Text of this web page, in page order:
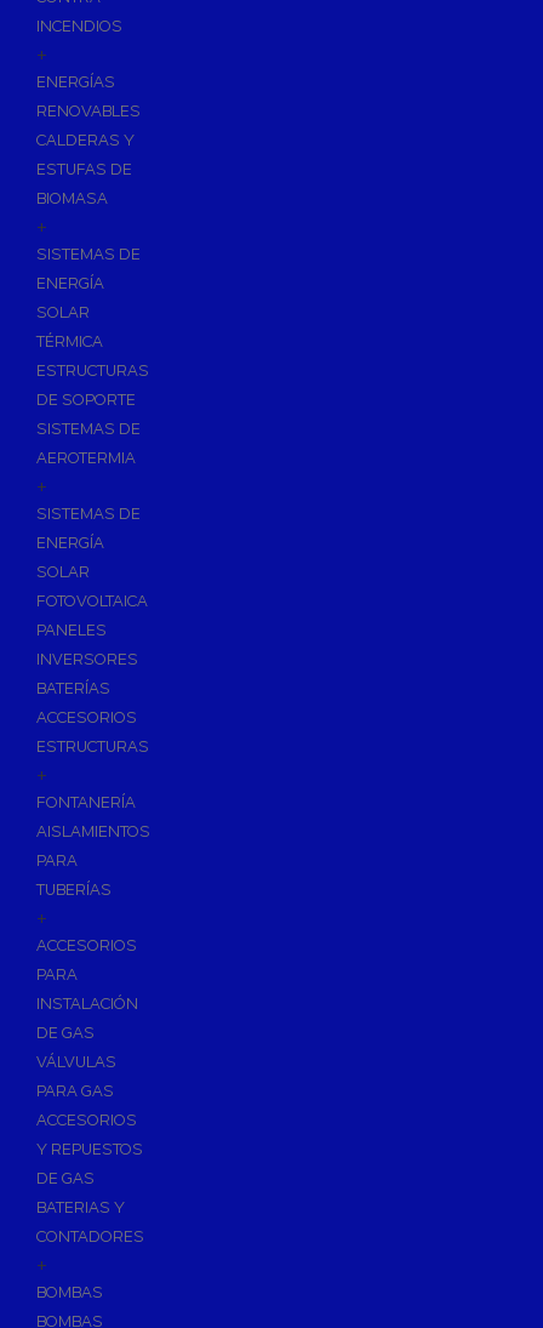
INCENDIOS
+
ENERGÍAS
RENOVABLES
CALDERAS Y
ESTUFAS DE
BIOMASA
+
SISTEMAS DE
ENERGÍA
SOLAR
TÉRMICA
ESTRUCTURAS
DE SOPORTE
SISTEMAS DE
AEROTERMIA
+
SISTEMAS DE
ENERGÍA
SOLAR
FOTOVOLTAICA
PANELES
INVERSORES
BATERÍAS
ACCESORIOS
ESTRUCTURAS
+
FONTANERÍA
AISLAMIENTOS
PARA
TUBERÍAS
+
ACCESORIOS
PARA
INSTALACIÓN
DE GAS
VÁLVULAS
PARA GAS
ACCESORIOS
Y REPUESTOS
DE GAS
BATERIAS Y
CONTADORES
+
BOMBAS
BOMBAS